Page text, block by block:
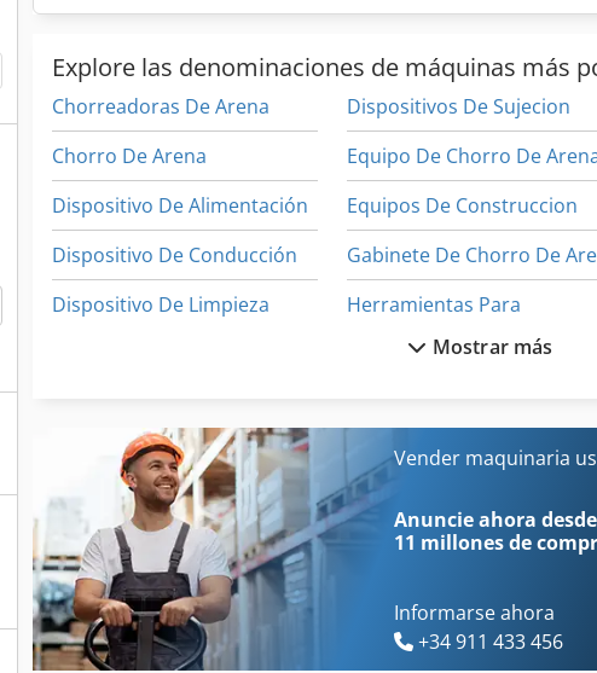
Explore las denominaciones de máquinas más
Chorreadoras De Arena
Chorro De Arena
Dispositivo De Alimentación
Dispositivo De Conducción
Dispositivo De Limpieza
Dispositivos De Mando
Dispositivos De Medición
Dispositivos De Sujecion
Equipo De Chorro De
Equipos De Construccion
Herramientas Para
Máquina De Chorro De
Máquina De La Construcción
Mostrar más
Vender maquinaria
Anuncie ahora desde
11 millones de
Informarse ahora
+34 911 433 456